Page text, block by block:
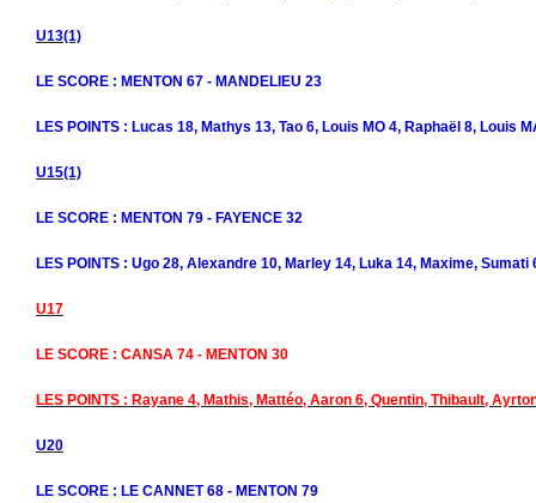
U13(1)
LE SCORE : MENTON 67 - MANDELIEU 23
LES POINTS : Lucas 18, Mathys 13, Tao 6, Louis MO 4, Raphaël 8, Louis
U15(1)
LE SCORE : MENTON 79 - FAYENCE 32
LES POINTS : Ugo 28, Alexandre 10, Marley 14, Luka 14, Maxime, Sumati
U17
LE SCORE : CANSA 74 - MENTON 30
LES POINTS : Rayane 4, Mathis, Mattéo, Aaron 6, Quentin, Thibault,
U20
LE SCORE : LE CANNET 68 - MENTON 79